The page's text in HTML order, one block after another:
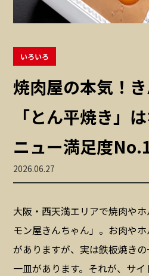
いろいろ
焼肉屋の本気！
「とん平焼き」
ニュー満足度
2026.06.27
大阪・西天満エリアで焼肉や
モン屋きんちゃん」。お肉や
がありますが、実は鉄板焼き
一皿があります。それが、サ